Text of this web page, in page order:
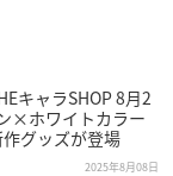
キャラSHOP 8月2
×ホワイトカラー
グッズが登場
2025年8月08日